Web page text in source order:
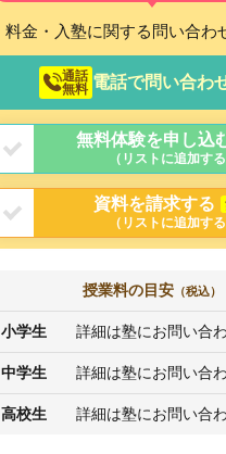
料金・入塾に関する問い合わ
通話
無料 電話で問い合わ
無料体験を申し込
（リストに追加する
資料を請求する
（リストに追加する
授業料の目安 （税込）
小学生 詳細は塾にお問い合
中学生 詳細は塾にお問い合
高校生 詳細は塾にお問い合